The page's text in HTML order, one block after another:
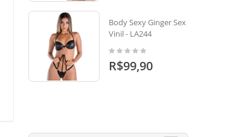
Body Sexy Ginger Sex
Vinil - LA244
R$99,90